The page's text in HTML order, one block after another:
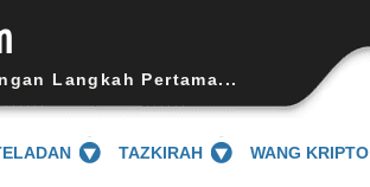
Langkah Pertama...
TAZKIRAH WANG KRIPTO